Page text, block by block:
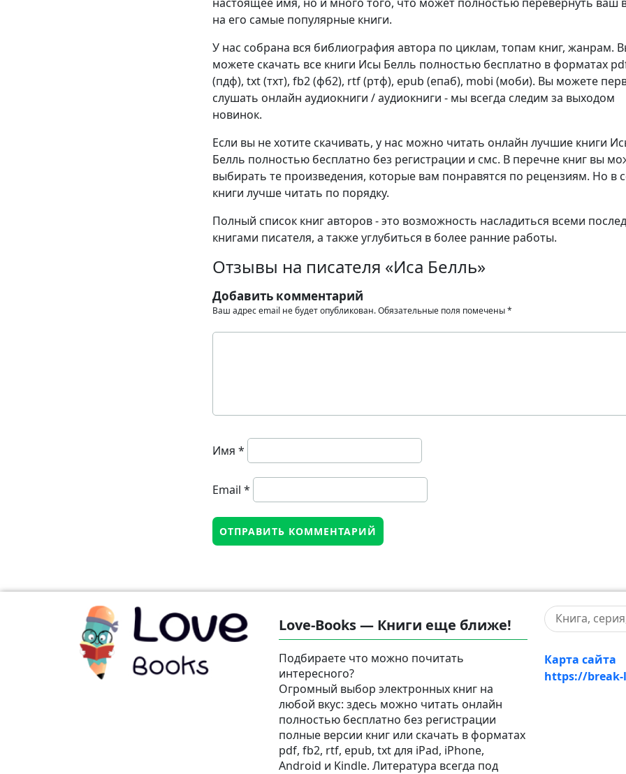
на его самые популярные книги.
У нас собрана вся библиография автора по циклам, топам книг, жанрам.
можете скачать все книги Исы Белль полностью бесплатно в форматах
(пдф), txt (тхт), fb2 (фб2), rtf (ртф), epub (епаб), mobi (моби). Вы можете
слушать онлайн аудиокниги / аудиокниги - мы всегда следим за выходом
новинок.
Если вы не хотите скачивать, у нас можно читать онлайн лучшие книги
Белль полностью бесплатно без регистрации и смс. В перечне книг вы
выбирать те произведения, которые вам понравятся по рецензиям. Но в
книги лучше читать по порядку.
Полный список книг авторов - это возможность насладиться всеми
книгами писателя, а также углубиться в более ранние работы.
Отзывы на писателя «Иса Белль»
Добавить комментарий
Ваш адрес email не будет опубликован.Обязательные поля помечены*
Имя *
Email *
Love-Books — Книги еще ближе!
Подбираете что можно почитать
интересного?
Огромный выбор электронных книг на
любой вкус: здесь можно читать онлайн
полностью бесплатно без регистрации
полные версии книг или скачать в форматах
pdf, fb2, rtf, epub, txt для iPad, iPhone,
Android и Kindle. Литература всегда под
Карта сайта
https://break-